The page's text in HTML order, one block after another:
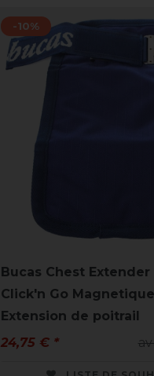
-10%
Bucas Chest Extender
Click'n Go
Extension de poitrail
24,75 € *